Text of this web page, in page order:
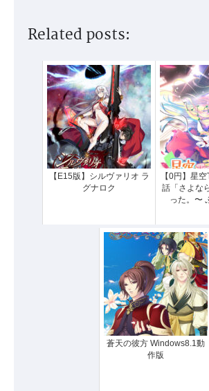
Related posts:
【E15版】シルヴァリオ ラ
グナロク
【0円】星
話「さよな
った。〜
蒼天の彼方 Windows8.1動
作版